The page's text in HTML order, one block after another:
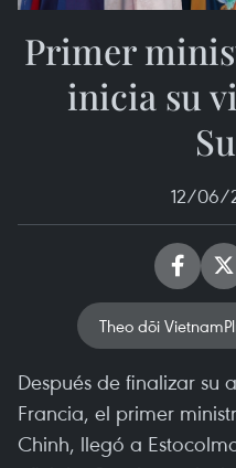
Primer
inicia su
12/06/
Theo dõi
Después de finalizar su
Francia, el primer
Chinh, llegó a